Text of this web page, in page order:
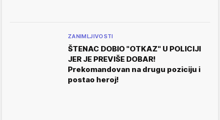
ZANIMLJIVOSTI
ŠTENAC DOBIO "OTKAZ" U POLICIJI
JER JE PREVIŠE DOBAR!
Prekomandovan na drugu poziciju i
postao heroj!